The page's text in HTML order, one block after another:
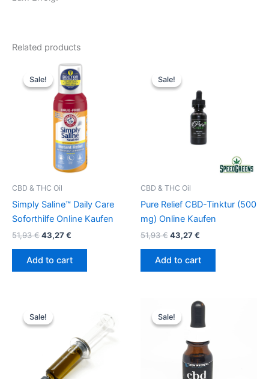
Related products
Sale!
Sale!
CBD & THC Oil
Simply Saline™ Daily Care
Soforthilfe Online Kaufen
51,93€
Original
price
was:
51,93 €.
43,27€
Current
price
is:
43,27 €.
Add to cart
Sale!
Sale!
CBD & THC Oil
Pure Relief CBD-Tinktur (500
mg) Online Kaufen
51,93€
price
was:
51,93 €.
43,27€
43,27 €.
Add to cart
Sale!
Sale!price
was:
43,27 €.
Sale!
Sale!
Original
price
was:
Current
price
is: